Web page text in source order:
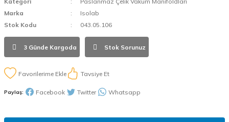
Marka
Isolab
Stok Kodu
043.05.106
3 Günde Kargoda Stok Sorunuz
Tavsiye Et
Paylaş: Facebook Twitter Whatsapp